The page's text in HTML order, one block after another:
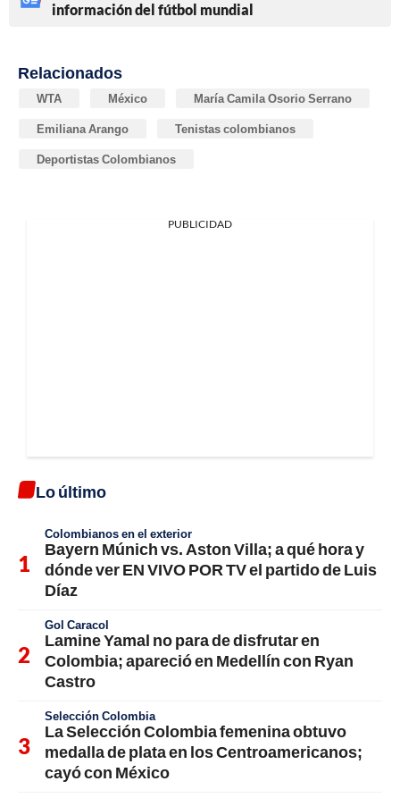
información del fútbol mundial
Relacionados
WTA México María Camila Osorio Serrano
Emiliana Arango Tenistas colombianos
Deportistas Colombianos
PUBLICIDAD
Lo último
Colombianos en el exterior
Bayern Múnich vs. Aston Villa; a qué hora y
dónde ver EN VIVO POR TV el partido de Luis
Díaz
Gol Caracol
Lamine Yamal no para de disfrutar en
Colombia; apareció en Medellín con Ryan
Castro
Selección Colombia
La Selección Colombia femenina obtuvo
medalla de plata en los Centroamericanos;
cayó con México